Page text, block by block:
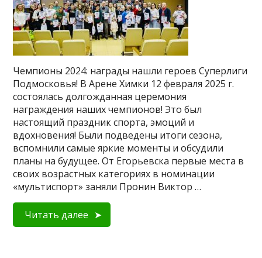
Чемпионы 2024: награды нашли героев Суперлиги
Подмосковья! В Арене Химки 12 февраля 2025 г.
состоялась долгожданная церемония
награждения наших чемпионов! Это был
настоящий праздник спорта, эмоций и
вдохновения! Были подведены итоги сезона,
вспомнили самые яркие моменты и обсудили
планы на будущее. От Егорьевска первые места в
своих возрастных категориях в номинации
«мультиспорт» заняли Пронин Виктор …
Читать далее